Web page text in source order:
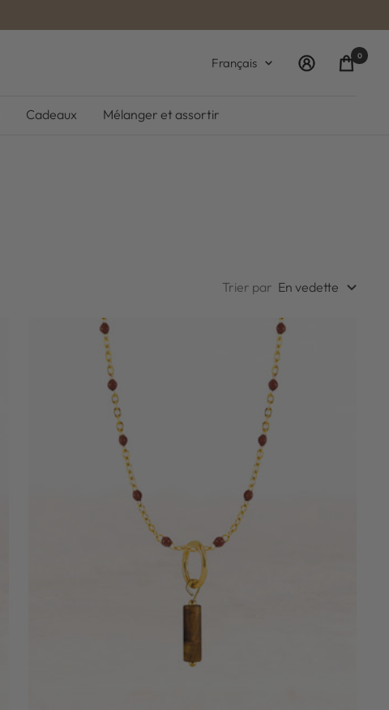
Langue
Français 0
Cadeaux Mélanger et assortir
Trier par En vedette